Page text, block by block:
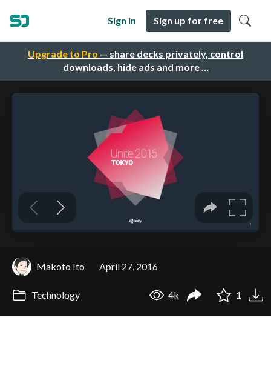
Upgrade to Pro — share decks privately, control
downloads, hide ads and more …
Sign in Sign up for free
Makoto Ito April 27, 2016
Technology 4k 1